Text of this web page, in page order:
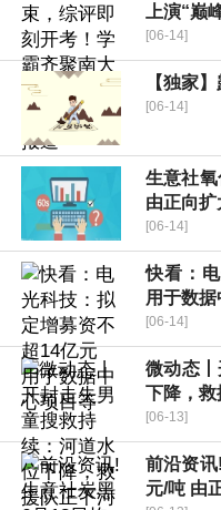
上演“巅
[06-14]
【独家
[06-14]
生意社
由正向
[06-14]
快看：
用于数
[06-14]
微动态
下降，救
[06-13]
前沿资
元/吨 由